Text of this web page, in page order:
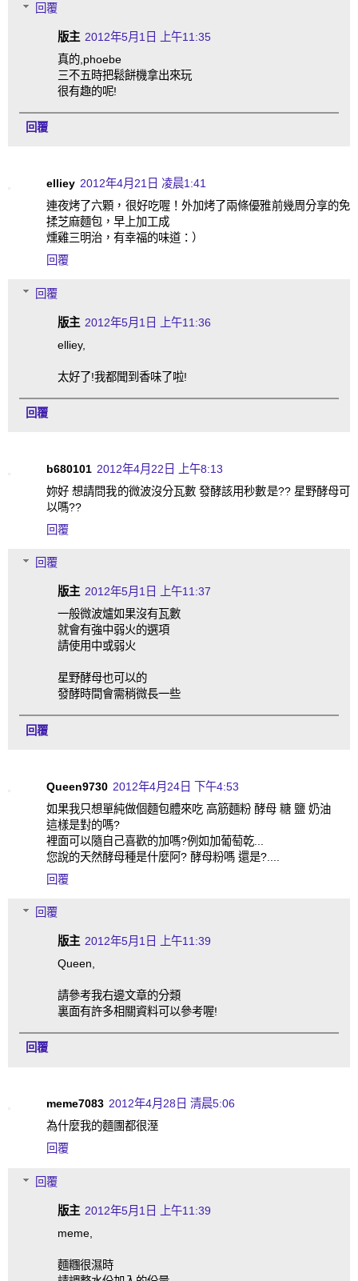
回覆
版主 2012年5月1日 上午11:35
真的,phoebe
三不五時把鬆餅機拿出來玩
很有趣的呢!
回覆
elliey 2012年4月21日 凌晨1:41
連夜烤了六顆，很好吃喔！外加烤了兩條優雅前幾周分享的免
揉芝麻麵包，早上加工成
燻雞三明治，有幸福的味道：）
回覆
回覆
版主 2012年5月1日 上午11:36
elliey,
太好了!我都聞到香味了啦!
回覆
b680101 2012年4月22日 上午8:13
妳好 想請問我的微波沒分瓦數 發酵該用秒數是?? 星野酵母可
以嗎??
回覆
回覆
版主 2012年5月1日 上午11:37
一般微波爐如果沒有瓦數
就會有強中弱火的選項
請使用中或弱火
星野酵母也可以的
發酵時間會需稍微長一些
回覆
Queen9730 2012年4月24日 下午4:53
如果我只想單純做個麵包體來吃 高筋麵粉 酵母 糖 鹽 奶油
這樣是對的嗎?
裡面可以隨自己喜歡的加嗎?例如加葡萄乾...
您說的天然酵母種是什麼阿? 酵母粉嗎 還是?....
回覆
回覆
版主 2012年5月1日 上午11:39
Queen,
請參考我右邊文章的分類
裏面有許多相關資料可以參考喔!
回覆
meme7083 2012年4月28日 清晨5:06
為什麼我的麵團都很溼
回覆
回覆
版主 2012年5月1日 上午11:39
meme,
麵糰很濕時